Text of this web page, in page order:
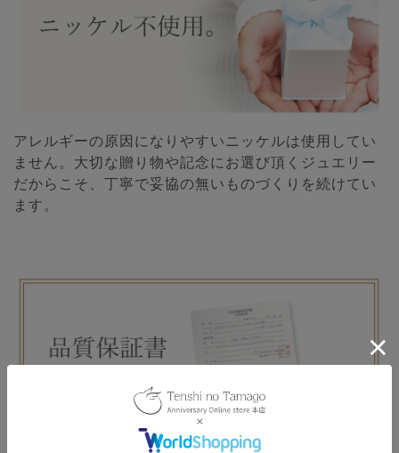
アレルギーの原因になりやすいニッケルは使用してい
ません。大切な贈り物や記念にお選び頂くジュエリー
だからこそ、丁寧で妥協の無いものづくりを続けてい
ます。